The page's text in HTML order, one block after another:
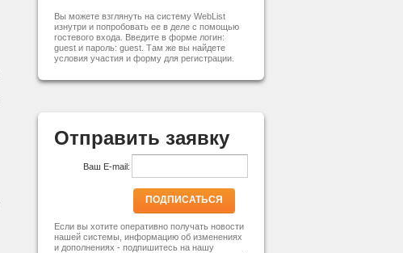
Вы можете взглянуть на систему WebList
изнутри и попробовать ее в деле с помощью
гостевого входа. Введите в форме логин:
guest и пароль: guest. Там же вы найдете
условия участия и форму для регистрации.
Отправить заявку
Ваш E-mail:
ПОДПИСАТЬСЯ
Если вы хотите оперативно получать новости
нашей системы, информацию об изменениях
и дополнениях - подпишитесь на нашу